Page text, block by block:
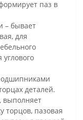
паз в
– бывает
для
деталей.
выполняет
торцов, пазовая